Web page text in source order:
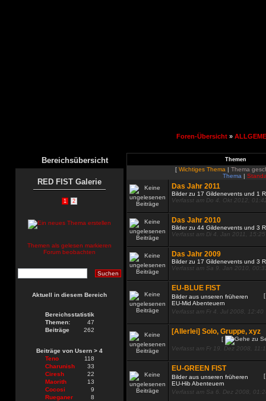
Foren-Übersicht»
Bereichsübersicht
RED FIST Galerie
1 2
Themen als gelesen markieren
Forum beobachten
Aktuell in diesem Bereich
Bereichsstatistik
Themen:
47
Beiträge
262
Beiträge von Usern > 4
Teno
118
Charunish
33
Ciresh
22
Maorith
13
Cocosi
9
Rueganer
8
Themen
[ Wichtiges Thema | Thema
Thema |
Das Jahr 2011
Bilder zu 17 Gildenevents und 1
Verfasst am Do 4. Okt 2012,
Das Jahr 2010
Bilder zu 44 Gildenevents und 3
Verfasst am Di 4. Jan 2011, 15:25
Das Jahr 2009
Bilder zu 17 Gildenevents und 3
Verfasst am Sa 9. Jan 2010,
EU-BLUE FIST
Bilder aus unseren früheren
EU-Mid Abenteuern
Verfasst am Fr 4. Jul 2008, 12:40
[Allerlei] Solo, Gruppe, xyz
[
Verfasst am Fr 19. Dez 2008,
EU-GREEN FIST
Bilder aus unseren früheren
EU-Hib Abenteuern
Verfasst am Sa 6. Dez 2008,